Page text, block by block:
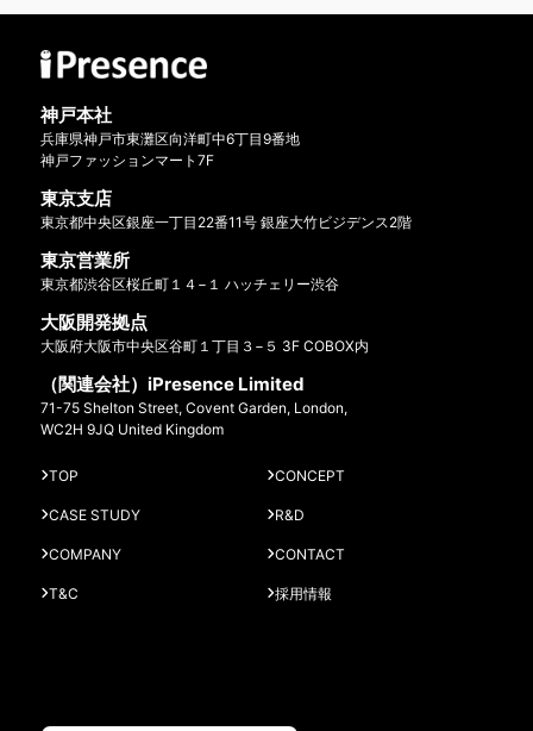
神戸本社
兵庫県神戸市東灘区向洋町中6丁目9番地
神戸ファッションマート7F
東京支店
東京都中央区銀座一丁目22番11号 銀座大竹ビジデンス2階
東京営業所
東京都渋谷区桜丘町１４−１ ハッチェリー渋谷
大阪開発拠点
大阪府大阪市中央区谷町１丁目３−５ 3F COBOX内
（関連会社）iPresence Limited
71-75 Shelton Street, Covent Garden, London,
WC2H 9JQ United Kingdom
TOP CONCEPT
CASE STUDY R&D
COMPANY CONTACT
T&C 採用情報